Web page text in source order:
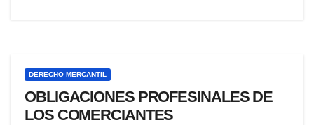
DERECHO MERCANTIL
OBLIGACIONES PROFESINALES DE
LOS COMERCIANTES